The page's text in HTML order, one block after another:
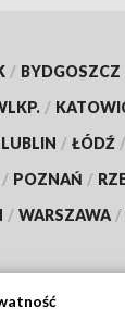
/ BYDGOSZCZ
/
LUBLIN / ŁÓDŹ /
/ POZNAŃ /
/ WARSZAWA /